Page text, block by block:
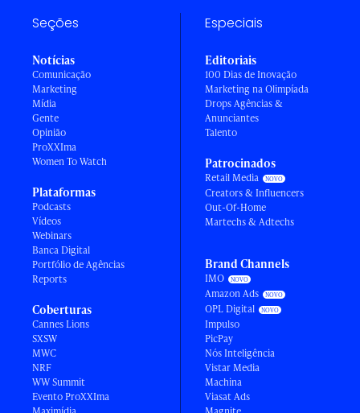
Seções
Notícias
Comunicação
Marketing
Mídia
Gente
Opinião
ProXXIma
Women To Watch
Plataformas
Podcasts
Vídeos
Webinars
Banca Digital
Portfólio de Agências
Reports
Coberturas
Cannes Lions
SXSW
MWC
NRF
WW Summit
Evento ProXXIma
Especiais
Editoriais
100 Dias de Inovação
Marketing na Olimpíada
Drops Agências &
Anunciantes
Talento
Patrocinados
Retail Media
Creators & Influencers
Out-Of-Home
Martechs & Adtechs
Brand Channels
IMO
Amazon Ads
OPL Digital
Impulso
PicPay
Nós Inteligência
Vistar Media
Machina
Viasat Ads